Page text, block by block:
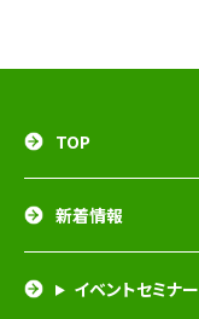
TOP
新着情報
イベントセミナー